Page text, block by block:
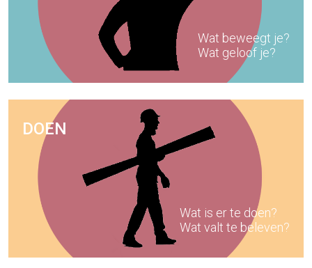
Wat beweegt je?
Wat geloof je?
DOEN
Wat is er te doen?
Wat valt te beleven?